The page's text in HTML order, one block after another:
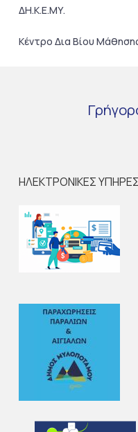
ΔΗ.Κ.Ε.ΜΥ.
Κέντρο Δια Βίου
ΗΛΕΚΤΡΟΝΙΚΕΣ